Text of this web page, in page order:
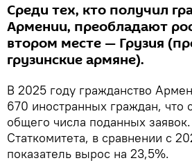
Среди тех, кто получил
Армении, преобладают
втором месте — Грузия
грузинские армяне).
В 2025 году гражданство
670 иностранных граждан, что
общего числа поданных
Статкомитета, в сравнении с
показатель вырос на 23,5%.